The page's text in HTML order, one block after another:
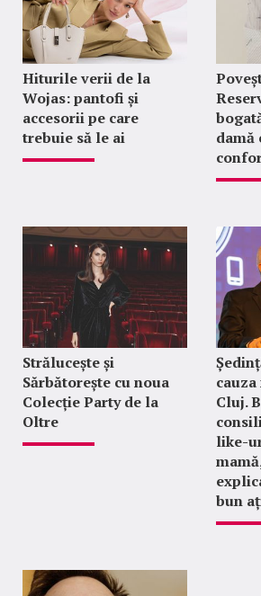
Hiturile verii de la
Wojas: pantofi și
accesorii pe care
trebuie să le ai
damă
Strălucește și
Sărbătorește cu noua
Colecție Party de la
Oltre
Cluj.
like-
bun